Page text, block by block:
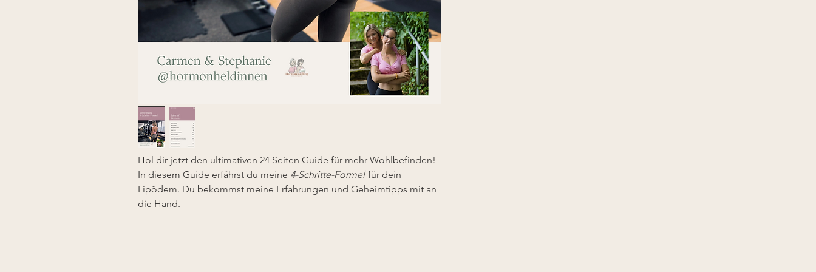
Hol dir jetzt den ultimativen 24 Seiten Guide für mehr Wohlbefinden!
In diesem Guide erfährst du meine 4-Schritte-Formelfür dein
Lipödem. Du bekommst meine Erfahrungen und Geheimtipps mit an
die Hand.